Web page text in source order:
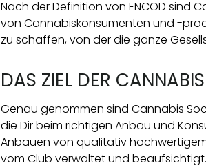
Nach der Definition von ENCOD sind
von Cannabiskonsumenten und -
zu schaffen, von der die ganze
DAS ZIEL DER
Genau genommen sind Cannabis
die Dir beim richtigen Anbau und
Anbauen von qualitativ
vom Club verwaltet und beaufsichtigt.